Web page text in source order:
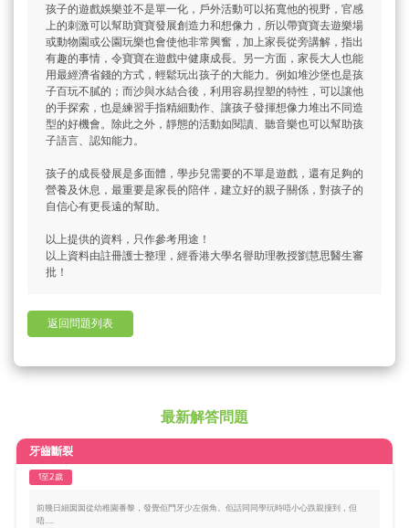
孩子的遊戲娛樂並不是單一化，戶外活動可以拓寬他的視野，官感
上的刺激可以幫助寶寶發展創造力和想像力，所以帶寶寶去遊樂場
或動物園或公園玩樂也會使他非常興奮，加上家長從旁講解，指出
有趣的事情，令寶寶在遊戲中健康成長。另一方面，家長大人也能
用最經濟省錢的方式，輕鬆玩出孩子的大能力。例如堆沙堡也是孩
子百玩不膩的；而沙與水結合後，利用容易捏塑的特性，可以讓他
的手探索，也是練習手指精細動作、讓孩子發揮想像力堆出不同造
型的好機會。除此之外，靜態的活動如閱讀、聽音樂也可以幫助孩
子語言、認知能力。
孩子的成長發展是多面體，學步兒需要的不單是遊戲，還有足夠的
營養及休息，最重要是家長的陪伴，建立好的親子關係，對孩子的
自信心有更長遠的幫助。
以上提供的資料，只作參考用途！
以上資料由註冊護士整理，經香港大學名譽助理教授劉慧思醫生審
批！
返回問題列表
最新解答問題
牙齒斷裂
1至2歲
前幾日細囡囡從幼稚園番黎，發覺佢門牙少左個角。佢話同同學玩時唔小心跌親撞到，但
唔.....